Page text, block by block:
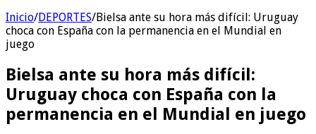
Inicio/DEPORTES/Bielsa ante su hora más difícil: Uruguay
choca con España con la permanencia en el Mundial en
juego
Bielsa ante su hora más difícil:
Uruguay choca con España con la
permanencia en el Mundial en juego